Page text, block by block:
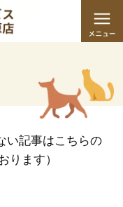
い記事はこちらの
ります）